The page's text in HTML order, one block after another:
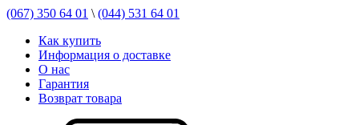
(067) 350 64 01 \ (044) 531 64 01
Как купить
Информация о доставке
О нас
Гарантия
Возврат товара